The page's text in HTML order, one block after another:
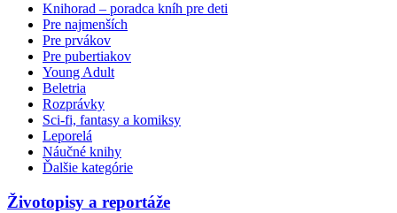
Knihorad – poradca kníh pre deti
Pre najmenších
Pre prvákov
Pre pubertiakov
Young Adult
Beletria
Rozprávky
Sci-fi, fantasy a komiksy
Leporelá
Náučné knihy
Ďalšie kategórie
Životopisy a reportáže